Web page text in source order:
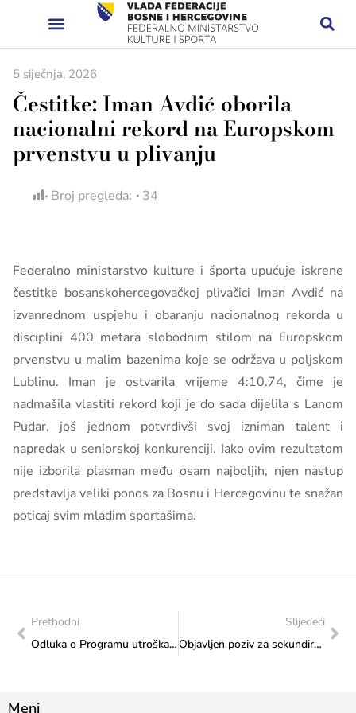
5 siječnja, 2026
Čestitke: Iman Avdić oborila
nacionalni rekord na Europskom
prvenstvu u plivanju
Broj pregleda: 34
Federalno ministarstvo kulture i športa upućuje iskrene
čestitke bosanskohercegovačkoj plivačici Iman Avdić na
izvanrednom uspjehu i obaranju nacionalnog rekorda u
disciplini 400 metara slobodnim stilom na Europskom
prvenstvu u malim bazenima koje se održava u poljskom
Lublinu. Iman je ostvarila vrijeme 4:10.74, čime je
nadmašila vlastiti rekord koji je do sada dijelila s Lanom
Pudar, još jednom potvrdivši svoj izniman talent i
napredak u seniorskoj konkurenciji. Iako ovim rezultatom
nije izborila plasman među osam najboljih, njen nastup
predstavlja veliki ponos za Bosnu i Hercegovinu te snažan
poticaj svim mladim sportašima.
Prethodni
Odluka o Programu utroška sredstava za 2025. godinu, JP „Filmski Centar Sarajevo“ d.o.o.
Slijedeći
Objavljen poziv za sekundiranje u Vijeće Europe
Meni